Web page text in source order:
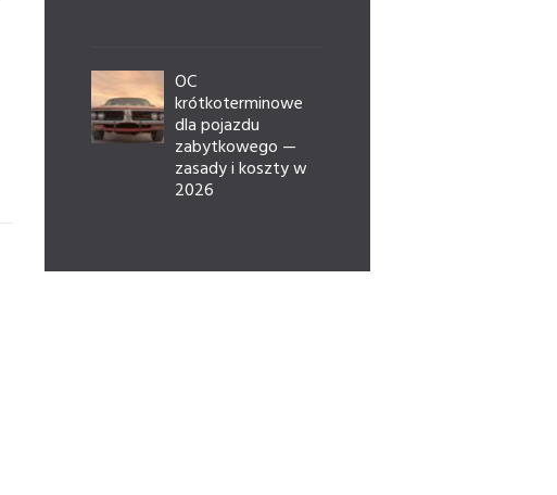
OC
krótkoterminowe
dla pojazdu
zabytkowego —
zasady i koszty w
2026